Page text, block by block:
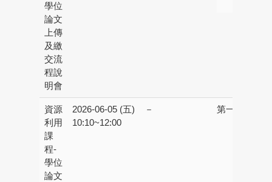
學位
論文
上傳
及繳
交流
程說
明會
資源
利用
課
程-
學位
論文
2026-06-05 (五)
10:10~12:00
－ 第一校區：